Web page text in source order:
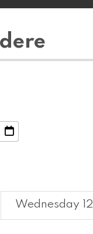
Wednesday 12